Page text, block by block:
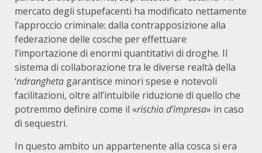
mercato degli stupefacenti ha modificato nettamente
l’approccio criminale: dalla contrapposizione alla
federazione delle cosche per effettuare
l’importazione di enormi quantitativi di droghe. Il
sistema di collaborazione tra le diverse realtà della
‘ndrangheta garantisce minori spese e notevoli
facilitazioni, oltre all’intuibile riduzione di quello che
potremmo definire come il «rischio d’impresa» in caso
di sequestri.
In questo ambito un appartenente alla cosca si era